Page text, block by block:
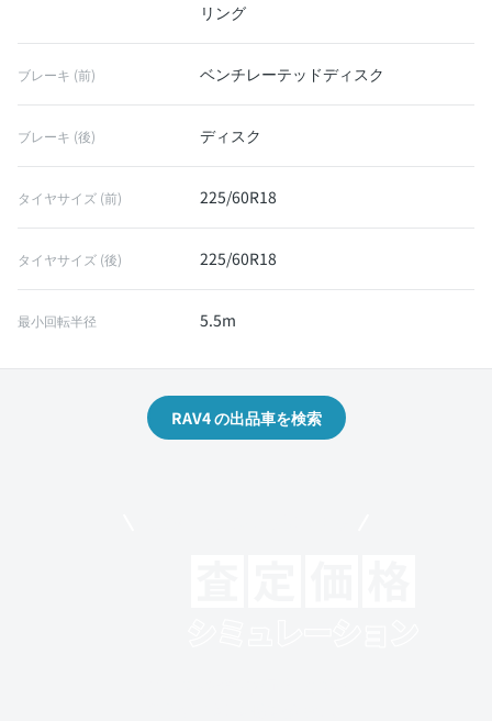
リング
ブレーキ (前) ベンチレーテッドディスク
ブレーキ (後) ディスク
タイヤサイズ (前) 225/60R18
タイヤサイズ (後) 225/60R18
最小回転半径 5.5m
RAV4 の出品車を検索